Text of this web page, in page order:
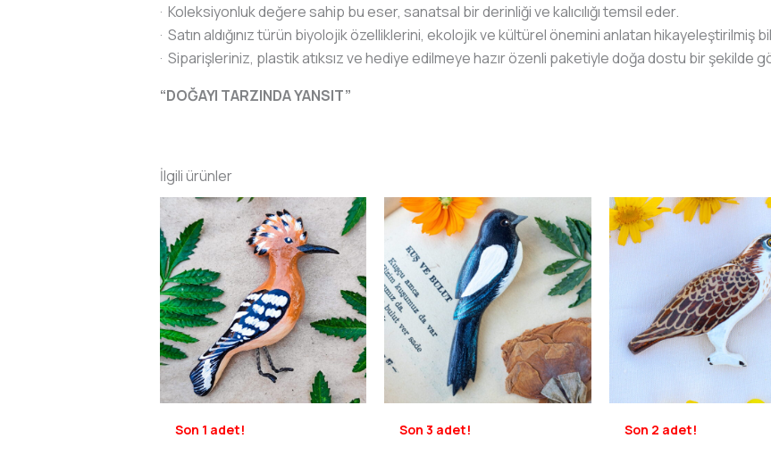
· Koleksiyonluk değere sahip bu eser, sanatsal bir derinliği ve kalıcılığı temsil eder.
· Satın aldığınız türün biyolojik özelliklerini, ekolojik ve kültürel önemini anlatan hikayeleştirilmiş
· Siparişleriniz, plastik atıksız ve hediye edilmeye hazır özenli paketiyle doğa dostu bir şekilde
“DOĞAYI TARZINDA YANSIT”
İlgili ürünler
Son 1 adet! Son 3 adet! Son 2 adet!